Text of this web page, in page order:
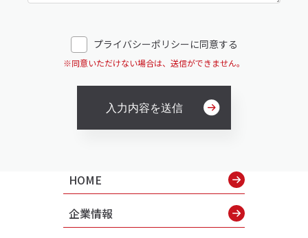
プライバシーポリシーに同意する
※同意いただけない場合は、送信ができません。
HOME
企業情報